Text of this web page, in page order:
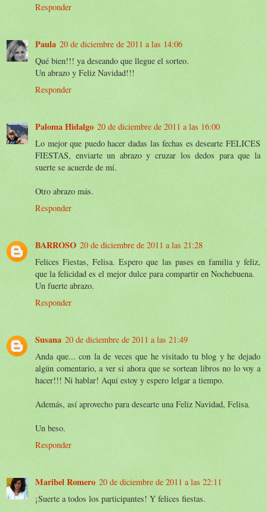
Responder
Paula 20 de diciembre de 2011 a las 14:06
Qué bien!!! ya deseando que llegue el sorteo.
Un abrazo y Feliz Navidad!!!
Responder
Paloma Hidalgo 20 de diciembre de 2011 a las 16:00
Lo mejor que puedo hacer dadas las fechas es desearte FELICES
FIESTAS, enviarte un abrazo y cruzar los dedos para que la
suerte se acuerde de mí.
Otro abrazo más.
Responder
BARROSO 20 de diciembre de 2011 a las 21:28
Felices Fiestas, Felisa. Espero que las pases en familia y feliz,
que la felicidad es el mejor dulce para compartir en Nochebuena.
Un fuerte abrazo.
Responder
Susana 20 de diciembre de 2011 a las 21:49
Anda que... con la de veces que he visitado tu blog y he dejado
algún comentario, a ver si ahora que se sortean libros no lo voy a
hacer!!! Ni hablar! Aquí estoy y espero lelgar a tiempo.
Además, así aprovecho para desearte una Feliz Navidad, Felisa.
Un beso.
Responder
Maribel Romero 20 de diciembre de 2011 a las 22:11
¡Suerte a todos los participantes! Y felices fiestas.